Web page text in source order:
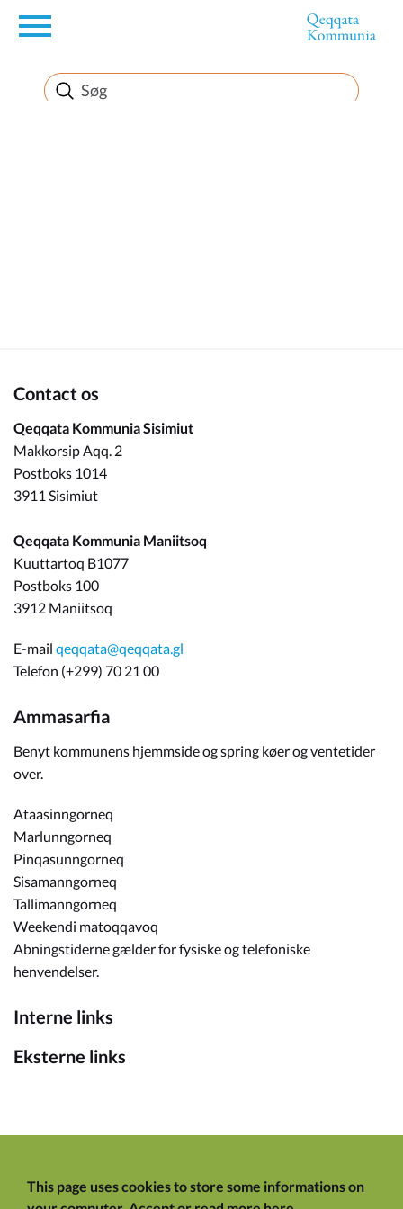
en
Borger
Kommuneplanen
Om_kommunen
Contact os
Qeqqata Kommunia Sisimiut
Makkorsip Aqq. 2
Postboks 1014
3911 Sisimiut
Qeqqata Kommunia Maniitsoq
Kuuttartoq B1077
Postboks 100
3912 Maniitsoq
E-mail qeqqata@qeqqata.gl
Telefon (+299) 70 21 00
Ammasarfia
Benyt kommunens hjemmside og spring køer og ventetider
over.
Ataasinngorneq
Marlunngorneq
Pinqasunngorneq
Sisamanngorneq
Tallimanngorneq
Weekendi matoqqavoq
Abningstiderne gælder for fysiske og telefoniske
henvendelser.
Interne links
Eksterne links
This page uses cookies to store some informations on